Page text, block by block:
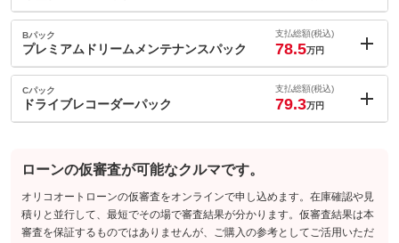
内：オプシ
ョン価格
(税込)
車両本体価
69.9万円
パック内容
ば、その数字で登録させていただきます！記念日など１ケタから
４ケタのお好きな数字で結構です！是非記念にお好きな数字で登
録しましょう！
Bパック
プレミアムドリームメンテナンスパック
支払総額(税込)
78.5万円
内：オプシ
ョン価格
(税込)
車両本体価
パック内容
Cパック
ドライブレコーダーパック
支払総額(税込)
79.3万円
車両本体価
格
ローンの仮審査が可能なクルマです。
オリコオートローンの仮審査をオンラインで申し込めます。在庫確認や見
積りと並行して、最短でその場で審査結果が分かります。仮審査結果は本
審査を保証するものではありませんが、ご購入の参考としてご活用いただ